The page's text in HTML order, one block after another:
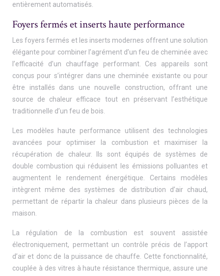
entièrement automatisés.
Foyers fermés et inserts haute performance
Les foyers fermés et les inserts modernes offrent une solution
élégante pour combiner l’agrément d’un feu de cheminée avec
l’efficacité d’un chauffage performant. Ces appareils sont
conçus pour s’intégrer dans une cheminée existante ou pour
être installés dans une nouvelle construction, offrant une
source de chaleur efficace tout en préservant l’esthétique
traditionnelle d’un feu de bois.
Les modèles haute performance utilisent des technologies
avancées pour optimiser la combustion et maximiser la
récupération de chaleur. Ils sont équipés de systèmes de
double combustion qui réduisent les émissions polluantes et
augmentent le rendement énergétique. Certains modèles
intègrent même des systèmes de distribution d’air chaud,
permettant de répartir la chaleur dans plusieurs pièces de la
maison.
La régulation de la combustion est souvent assistée
électroniquement, permettant un contrôle précis de l’apport
d’air et donc de la puissance de chauffe. Cette fonctionnalité,
couplée à des vitres à haute résistance thermique, assure une